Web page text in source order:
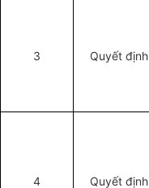
3 Quyết định
4 Quyết định